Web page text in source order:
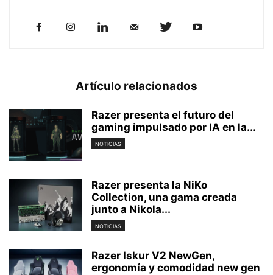
Artículo relacionados
Razer presenta el futuro del
gaming impulsado por IA en la...
NOTICIAS
Razer presenta la NiKo
Collection, una gama creada
junto a Nikola...
NOTICIAS
Razer Iskur V2 NewGen,
ergonomía y comodidad new gen